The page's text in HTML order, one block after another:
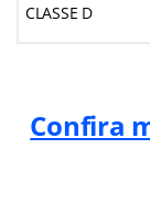
CLASSE D
Confira